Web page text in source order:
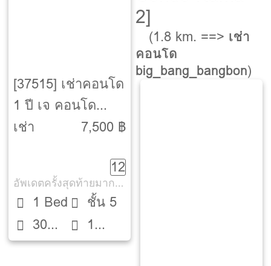
[37515] เช่าคอนโด
1 ปี เจ คอนโด
พระราม 2 [J
เช่า
7,500 ฿
12
อัพเดตครั้งสุดท้ายมากกว่า 30 วัน
1 Bed
30
ตรม.
ชั้น 5
1
ห้องน้ำ
2]
(1.8 km. ==> เช่า
คอนโด
big_bang_bangbon)